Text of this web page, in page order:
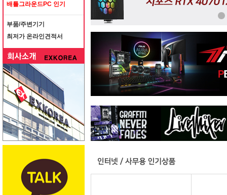
배틀그라운드PC 인기
부품/주변기기
최저가 온라인견적서